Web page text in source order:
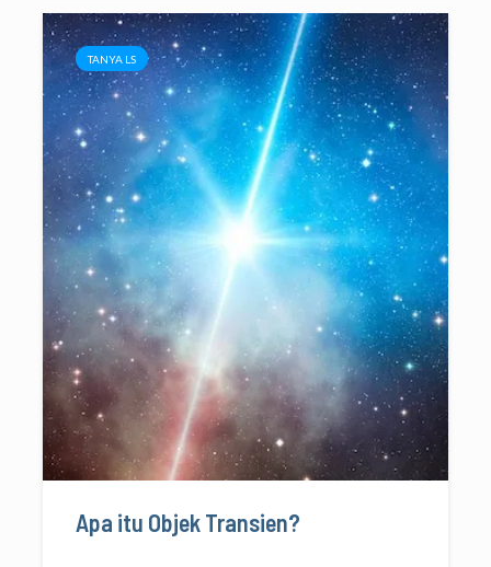
TANYA LS
Apa itu Objek Transien?